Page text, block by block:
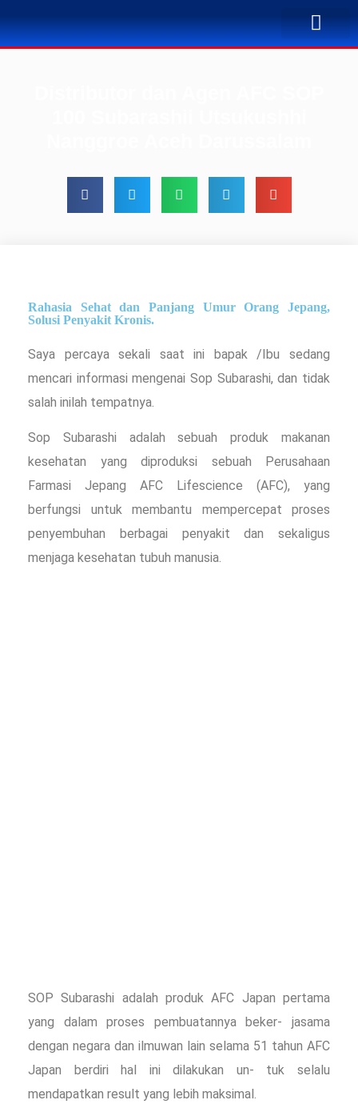
Rahasia Sehat dan Panjang Umur Orang Jepang,
Solusi Penyakit Kronis.
Saya percaya sekali saat ini bapak /Ibu sedang
mencari informasi mengenai Sop Subarashi, dan tidak
salah inilah tempatnya.
Sop Subarashi adalah sebuah produk makanan
kesehatan yang diproduksi sebuah Perusahaan
Farmasi Jepang AFC Lifescience (AFC), yang
berfungsi untuk membantu mempercepat proses
penyembuhan berbagai penyakit dan sekaligus
menjaga kesehatan tubuh manusia.
SOP Subarashi adalah produk AFC Japan pertama
yang dalam proses pembuatannya beker- jasama
dengan negara dan ilmuwan lain selama 51 tahun AFC
Japan berdiri hal ini dilakukan un- tuk selalu
mendapatkan result yang lebih maksimal.